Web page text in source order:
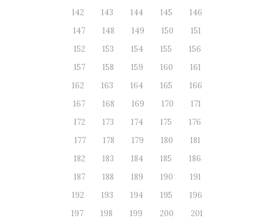
142
143 144 145
146
147
148 149 150
151
152
153 154 155
156
157
158 159 160
161
162
163 164 165
166
167
168 169 170
171
172
173 174 175
176
177
178 179 180
181
182
183 184 185
186
187
188 189 190
191
192
193 194 195
196
197
198 199 200
201